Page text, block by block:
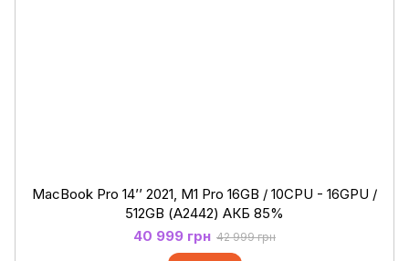
MacBook Pro 14’’ 2021, M1 Pro 16GB / 10CPU - 16GPU /
512GB (А2442) АКБ 85%
40 999 грн 42 999 грн